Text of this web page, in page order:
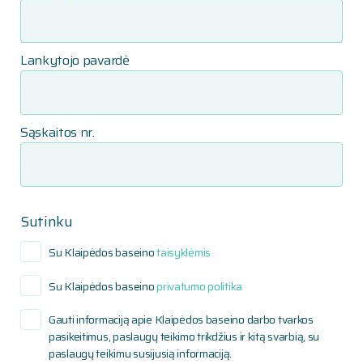
Lankytojo pavardė
Sąskaitos nr.
Sutinku
Su Klaipėdos baseinotaisyklėmis
Su Klaipėdos baseinoprivatumo politika
Gauti informaciją apie Klaipėdos baseino darbo tvarkos
pasikeitimus, paslaugų teikimo trikdžius ir kitą svarbią, su
paslaugų teikimu susijusią informaciją.